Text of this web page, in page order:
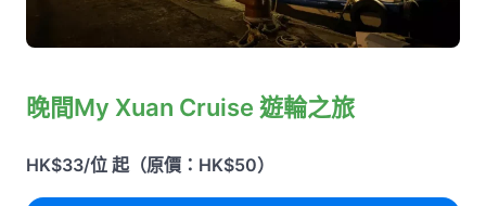
晚間My Xuan Cruise 遊輪之旅
HK$33/位 起（原價：HK$50）